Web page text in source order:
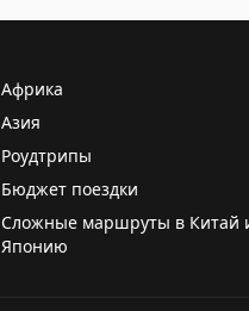
Африка
Азия
Роудтрипы
Бюджет поездки
Сложные маршруты в Китай
Японию